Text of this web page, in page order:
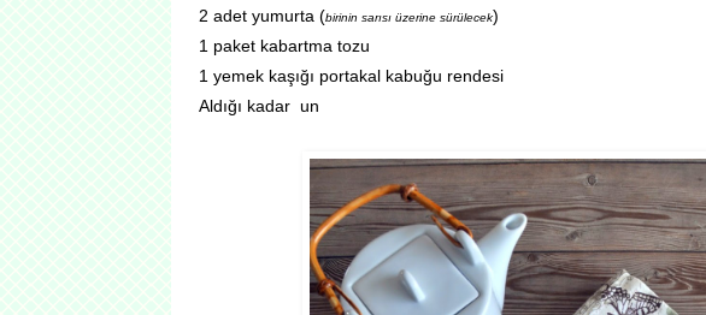
2 adet yumurta (birinin sarısı üzerine sürülecek)
1 paket kabartma tozu
1 yemek kaşığı portakal kabuğu rendesi
Aldığı kadar un